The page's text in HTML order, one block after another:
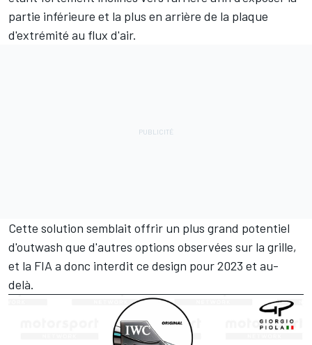
partie inférieure et la plus en arrière de la plaque
d'extrémité au flux d'air.
Cette solution semblait offrir un plus grand potentiel
d'outwash que d'autres options observées sur la grille,
et la FIA a donc interdit ce design pour 2023 et au-
delà.